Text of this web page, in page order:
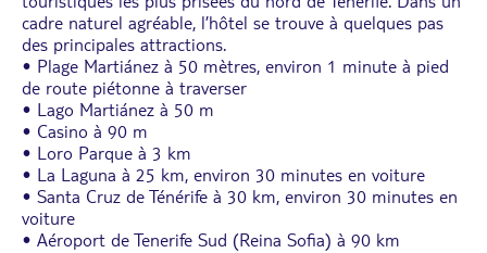
cadre naturel agréable, l’hôtel se trouve à quelques pas
des principales attractions.
• Plage Martiánez à 50 mètres, environ 1 minute à pied
de route piétonne à traverser
• Lago Martiánez à 50 m
• Casino à 90 m
• Loro Parque à 3 km
• La Laguna à 25 km, environ 30 minutes en voiture
• Santa Cruz de Ténérife à 30 km, environ 30 minutes en
voiture
• Aéroport de Tenerife Sud (Reina Sofia) à 90 km